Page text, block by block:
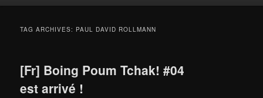
TAG ARCHIVES: PAUL DAVID ROLLMANN
[Fr] Boing Poum Tchak! #04
est arrivé !